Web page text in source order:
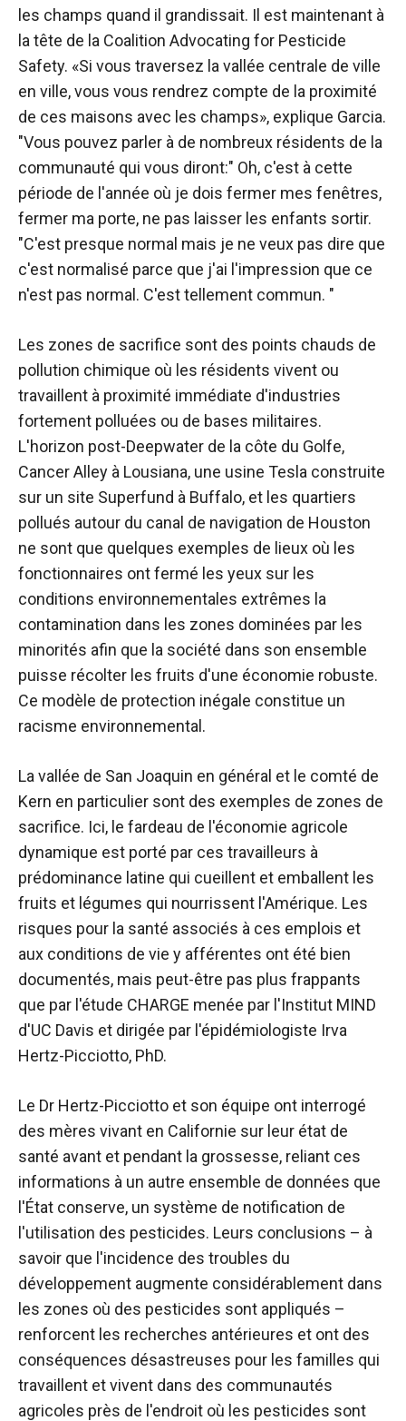
les champs quand il grandissait. Il est maintenant à
la tête de la Coalition Advocating for Pesticide
Safety. «Si vous traversez la vallée centrale de ville
en ville, vous vous rendrez compte de la proximité
de ces maisons avec les champs», explique Garcia.
"Vous pouvez parler à de nombreux résidents de la
communauté qui vous diront:" Oh, c'est à cette
période de l'année où je dois fermer mes fenêtres,
fermer ma porte, ne pas laisser les enfants sortir.
"C'est presque normal mais je ne veux pas dire que
c'est normalisé parce que j'ai l'impression que ce
n'est pas normal. C'est tellement commun. "
Les zones de sacrifice sont des points chauds de
pollution chimique où les résidents vivent ou
travaillent à proximité immédiate d'industries
fortement polluées ou de bases militaires.
L'horizon post-Deepwater de la côte du Golfe,
Cancer Alley à Lousiana, une usine Tesla construite
sur un site Superfund à Buffalo, et les quartiers
pollués autour du canal de navigation de Houston
ne sont que quelques exemples de lieux où les
fonctionnaires ont fermé les yeux sur les
conditions environnementales extrêmes la
contamination dans les zones dominées par les
minorités afin que la société dans son ensemble
puisse récolter les fruits d'une économie robuste.
Ce modèle de protection inégale constitue un
racisme environnemental.
La vallée de San Joaquin en général et le comté de
Kern en particulier sont des exemples de zones de
sacrifice. Ici, le fardeau de l'économie agricole
dynamique est porté par ces travailleurs à
prédominance latine qui cueillent et emballent les
fruits et légumes qui nourrissent l'Amérique. Les
risques pour la santé associés à ces emplois et
aux conditions de vie y afférentes ont été bien
documentés, mais peut-être pas plus frappants
que par l'étude CHARGE menée par l'Institut MIND
d'UC Davis et dirigée par l'épidémiologiste Irva
Hertz-Picciotto, PhD.
Le Dr Hertz-Picciotto et son équipe ont interrogé
des mères vivant en Californie sur leur état de
santé avant et pendant la grossesse, reliant ces
informations à un autre ensemble de données que
l'État conserve, un système de notification de
l'utilisation des pesticides. Leurs conclusions – à
savoir que l'incidence des troubles du
développement augmente considérablement dans
les zones où des pesticides sont appliqués –
renforcent les recherches antérieures et ont des
conséquences désastreuses pour les familles qui
travaillent et vivent dans des communautés
agricoles près de l'endroit où les pesticides sont